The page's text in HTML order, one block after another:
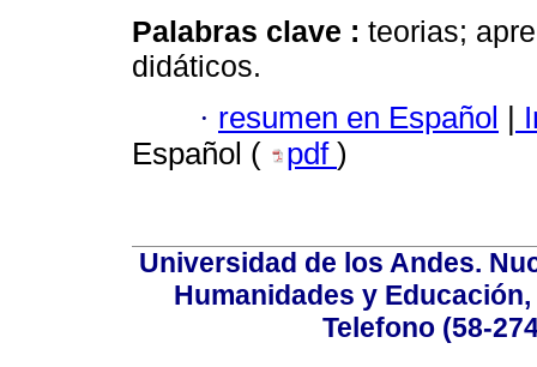
Palabras clave : teorias;
didáticos.
· resumen en Español |
Español (
pdf )
Universidad de los Andes.
Humanidades y
Telefono (58-